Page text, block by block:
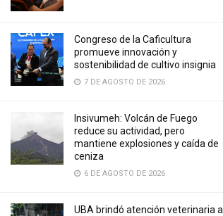
Congreso de la Caficultura
promueve innovación y
sostenibilidad de cultivo insignia
7 DE AGOSTO DE 2026
Insivumeh: Volcán de Fuego
reduce su actividad, pero
mantiene explosiones y caída de
ceniza
6 DE AGOSTO DE 2026
UBA brindó atención veterinaria a